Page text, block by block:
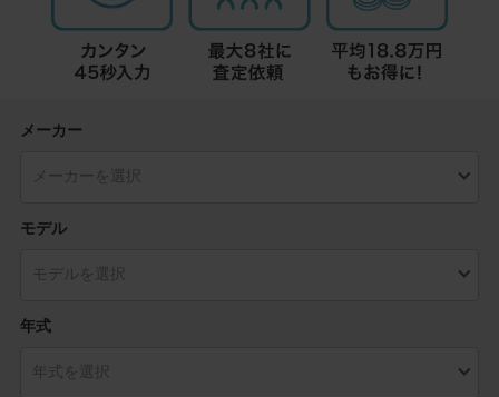
メーカー
モデル
年式